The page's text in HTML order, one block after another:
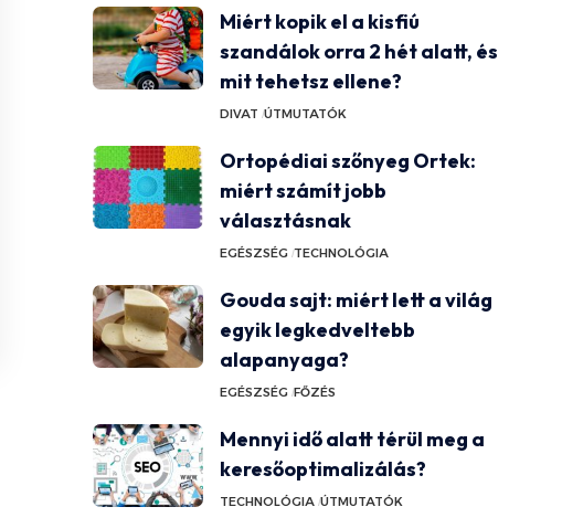
Miért kopik el a kisfiú
szandálok orra 2 hét alatt, és
mit tehetsz ellene?
DIVAT ÚTMUTATÓK
Ortopédiai szőnyeg Ortek:
miért számít jobb
választásnak
EGÉSZSÉG TECHNOLÓGIA
Gouda sajt: miért lett a világ
egyik legkedveltebb
alapanyaga?
EGÉSZSÉG FŐZÉS
Mennyi idő alatt térül meg a
keresőoptimalizálás?
TECHNOLÓGIA ÚTMUTATÓK